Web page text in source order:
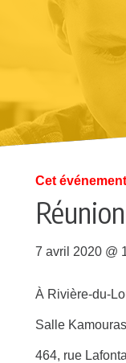
Cet
7 avril 2020 @
À Rivière-du-
Salle
464, rue